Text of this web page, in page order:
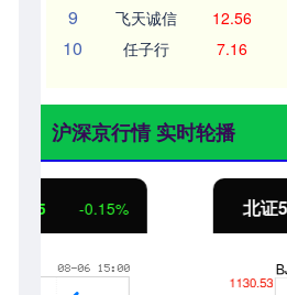
9 飞天诚信 12.56
10 任子行 7.16
沪深京行情 实时轮播
北证50 1122.88